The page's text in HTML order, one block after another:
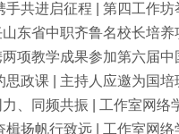
手共进启征程 | 第四工作
东省中职齐鲁名校长培
项教学成果参加第六届
思政课 | 主持人应邀为国
、同频共振 | 工作室网
楫扬帆行致远 | 工作室网